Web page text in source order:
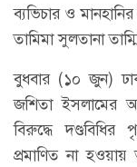
ব্যভিচার ও
তামিমা সুলতানা
বুধবার (১০ জুন)
জশিতা ইসলামের
বিরুদ্ধে
প্রমাণিত না